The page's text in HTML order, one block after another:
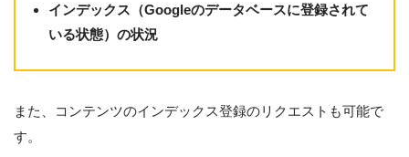
インデックス（Googleのデータベースに登録されて
いる状態）の状況
また、コンテンツのインデックス登録のリクエストも可能で
す。